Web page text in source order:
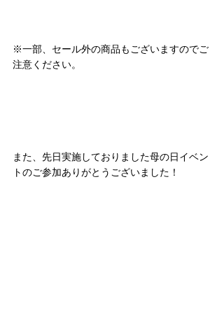
※一部、セール外の商品もございますのでご
注意ください。
また、先日実施しておりました母の日イベン
トのご参加ありがとうございました！